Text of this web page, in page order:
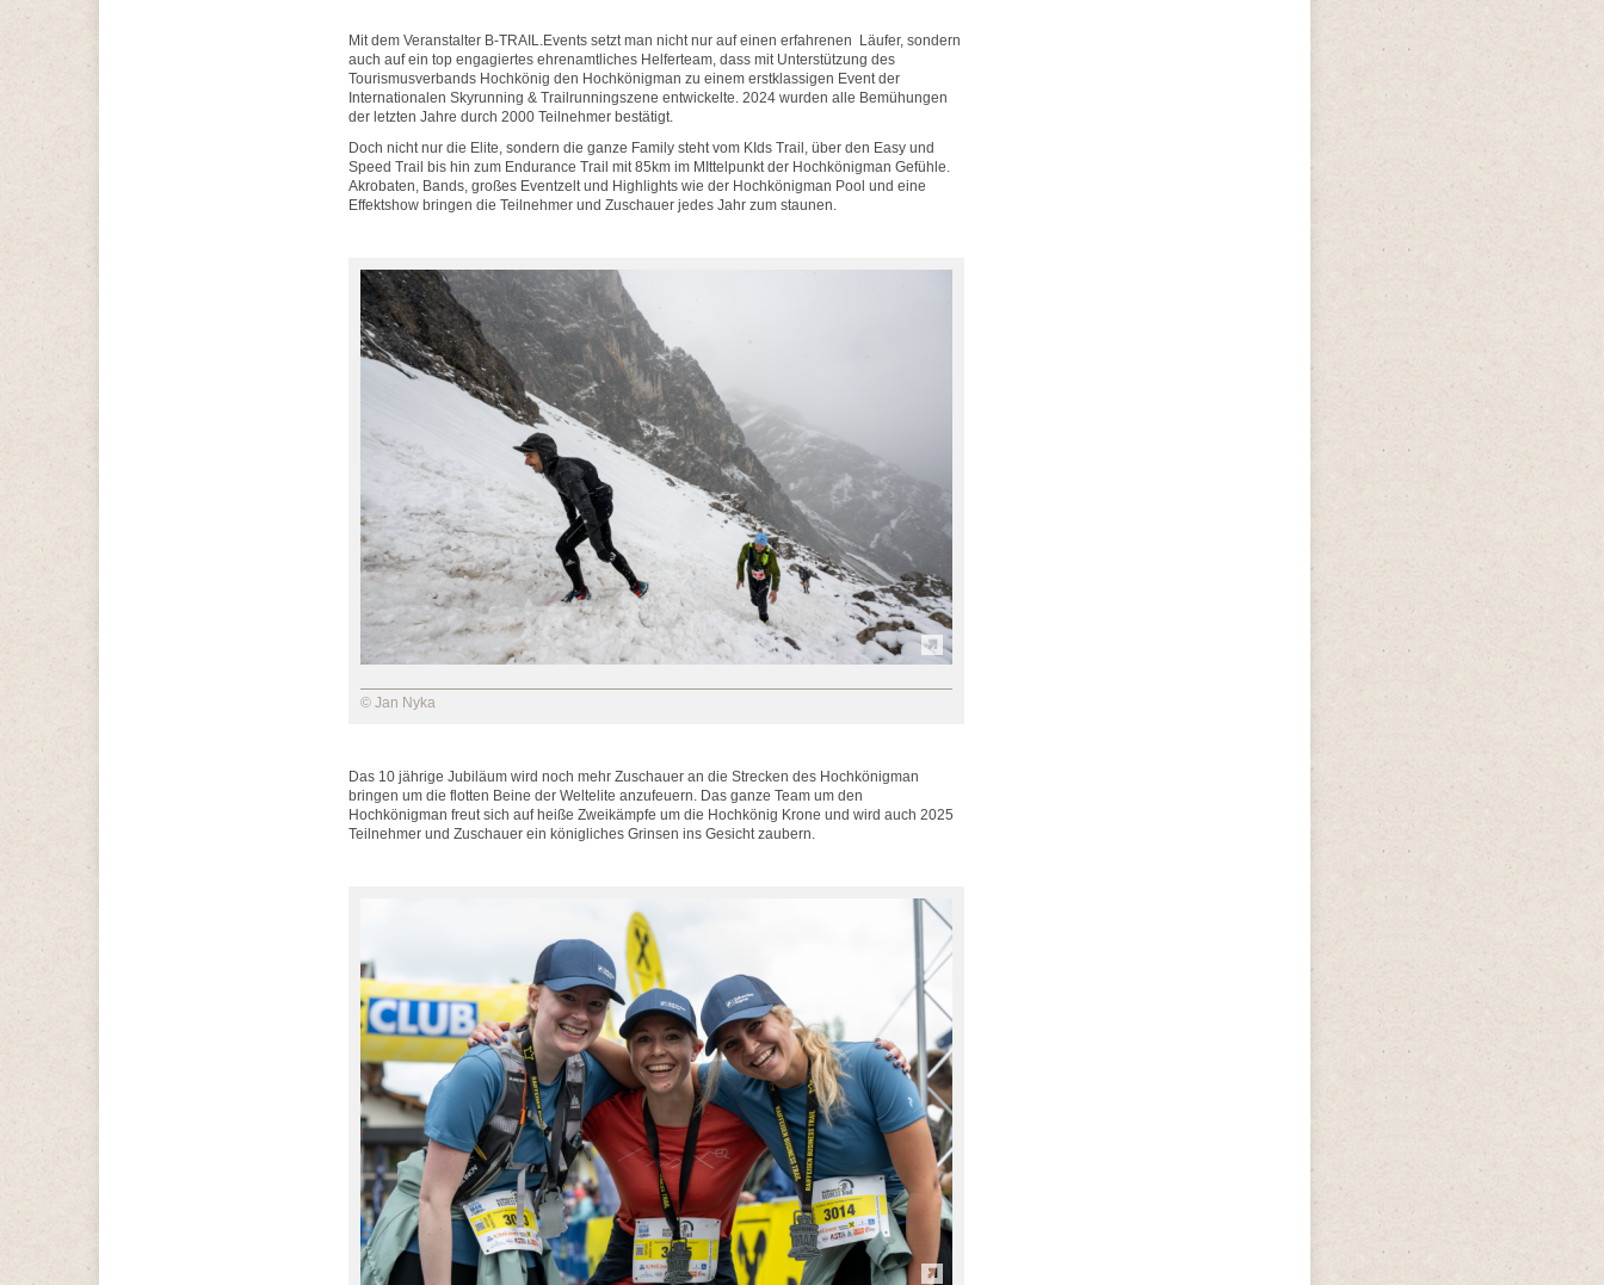
Mit dem Veranstalter B-TRAIL.Events setzt man nicht nur auf einen erfahrenen Läufer, sondern
auch auf ein top engagiertes ehrenamtliches Helferteam, dass mit Unterstützung des
Tourismusverbands Hochkönig den Hochkönigman zu einem erstklassigen Event der
Internationalen Skyrunning & Trailrunningszene entwickelte. 2024 wurden alle Bemühungen
der letzten Jahre durch 2000 Teilnehmer bestätigt.
Doch nicht nur die Elite, sondern die ganze Family steht vom KIds Trail, über den Easy und
Speed Trail bis hin zum Endurance Trail mit 85km im MIttelpunkt der Hochkönigman Gefühle.
Akrobaten, Bands, großes Eventzelt und Highlights wie der Hochkönigman Pool und eine
Effektshow bringen die Teilnehmer und Zuschauer jedes Jahr zum staunen.
© Jan Nyka
Das 10 jährige Jubiläum wird noch mehr Zuschauer an die Strecken des Hochkönigman
bringen um die flotten Beine der Weltelite anzufeuern. Das ganze Team um den
Hochkönigman freut sich auf heiße Zweikämpfe um die Hochkönig Krone und wird auch 2025
Teilnehmer und Zuschauer ein königliches Grinsen ins Gesicht zaubern.